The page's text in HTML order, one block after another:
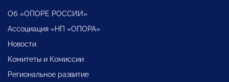
Об «ОПОРЕ РОССИИ»
Ассоциация «НП «ОПОРА»
Новости
Комитеты и Комиссии
Региональное развитие